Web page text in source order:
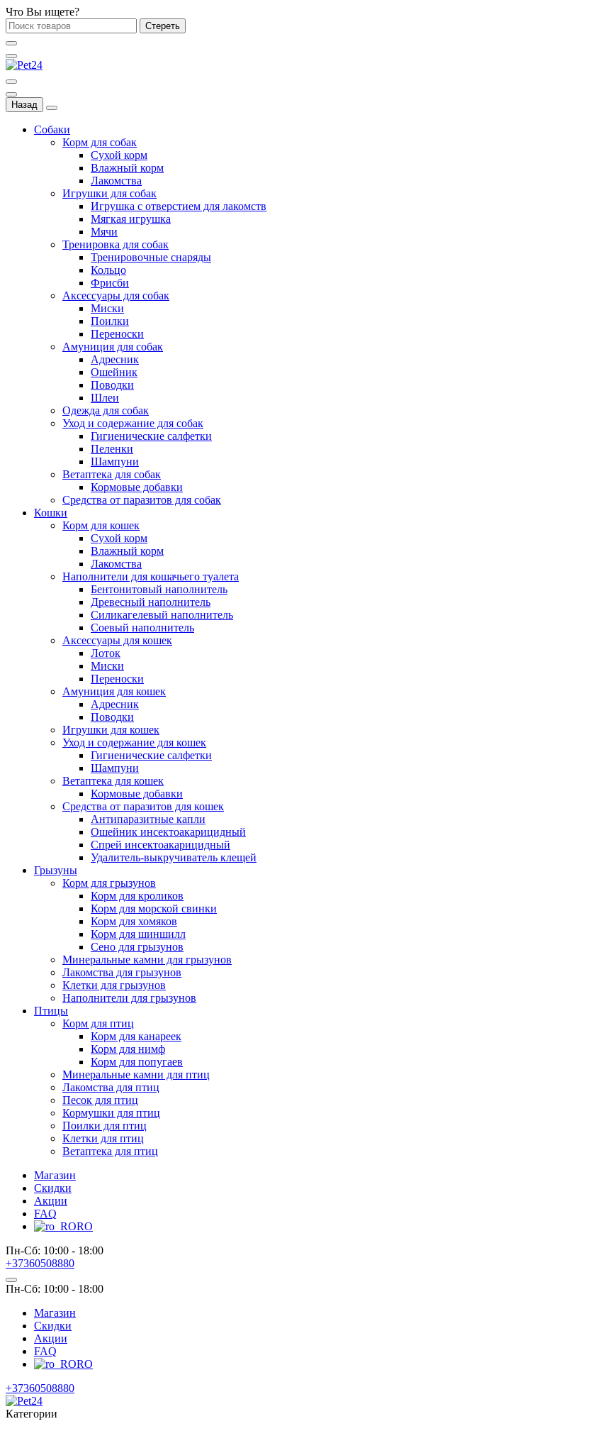
Что Вы ищете?
Стереть
Назад
Собаки
Корм для собак
Сухой корм
Влажный корм
Лакомства
Игрушки для собак
Игрушка с отверстием для лакомств
Мягкая игрушка
Мячи
Тренировка для собак
Тренировочные снаряды
Кольцо
Фрисби
Аксессуары для собак
Миски
Поилки
Переноски
Амуниция для собак
Адресник
Ошейник
Поводки
Шлеи
Одежда для собак
Уход и содержание для собак
Гигиенические салфетки
Пеленки
Шампуни
Ветаптека для собак
Кормовые добавки
Средства от паразитов для собак
Кошки
Корм для кошек
Сухой корм
Влажный корм
Лакомства
Наполнители для кошачьего туалета
Бентонитовый наполнитель
Древесный наполнитель
Силикагелевый наполнитель
Соевый наполнитель
Аксессуары для кошек
Лоток
Миски
Переноски
Амуниция для кошек
Адресник
Поводки
Игрушки для кошек
Уход и содержание для кошек
Гигиенические салфетки
Шампуни
Ветаптека для кошек
Кормовые добавки
Средства от паразитов для кошек
Антипаразитные капли
Ошейник инсектоакарицидный
Спрей инсектоакарицидный
Удалитель-выкручиватель клещей
Грызуны
Корм для грызунов
Корм для кроликов
Корм для морской свинки
Корм для хомяков
Корм для шиншилл
Сено для грызунов
Минеральные камни для грызунов
Лакомства для грызунов
Клетки для грызунов
Наполнители для грызунов
Птицы
Корм для птиц
Корм для канареек
Корм для нимф
Корм для попугаев
Минеральные камни для птиц
Лакомства для птиц
Песок для птиц
Кормушки для птиц
Поилки для птиц
Клетки для птиц
Ветаптека для птиц
Магазин
Скидки
Акции
FAQ
RO
Пн-Сб: 10:00 - 18:00
+37360508880
Пн-Сб: 10:00 - 18:00
Магазин
Скидки
Акции
FAQ
RO
+37360508880
Категории